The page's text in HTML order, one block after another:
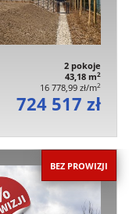
2 pokoje
43,18 m2
16 778,99 zł/m2
724 517 zł
BEZ PROWIZJI